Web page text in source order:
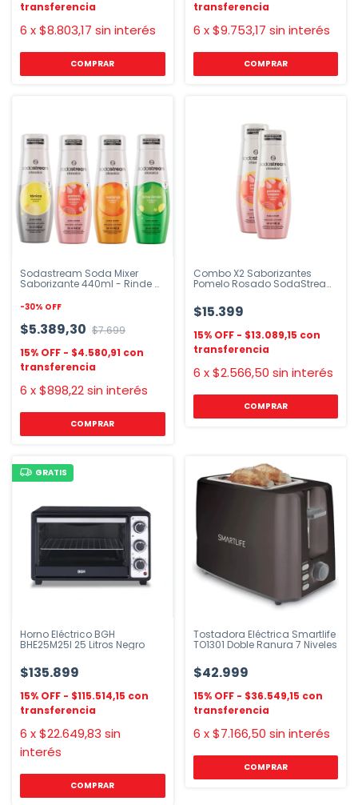
6 x$8.803,17 sin interés 6 x$9.753,17 sin interés
COMPRAR
Sodastream Soda Mixer
Saborizante 440ml - Rinde 9
-30% OFF
$5.389,30 $7.699
$4.580,91
6 x$898,22sin interés
COMPRAR
Combo X2 Saborizantes
Pomelo Rosado SodaStream
$15.399
$13.089,15
6 x$2.566,50 sin interés
COMPRAR
GRATIS
Horno Eléctrico BGH
BHE25M25I 25 Litros Negro
$135.899
$115.514,15
6 x$22.649,83 sin
interés
Tostadora Eléctrica Smartlife
TO1301 Doble Ranura 7 Niveles
$42.999
$36.549,15
6 x$7.166,50 sin interés